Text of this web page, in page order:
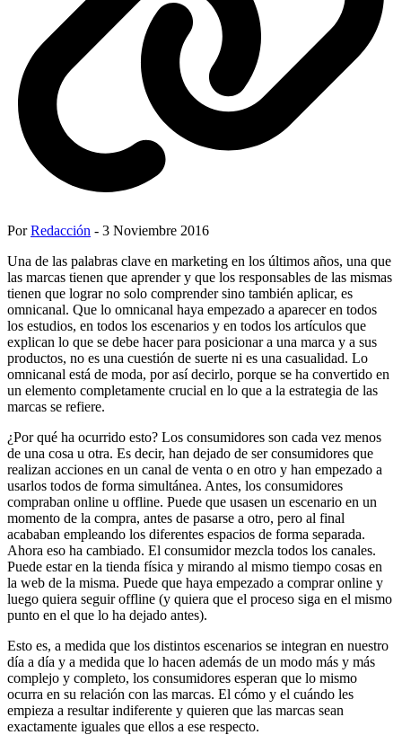
PorRedacción - 3 Noviembre 2016
Una de las palabras clave en marketing en los últimos años, una que
las marcas tienen que aprender y que los responsables de las mismas
tienen que lograr no solo comprender sino también aplicar, es
omnicanal. Que lo omnicanal haya empezado a aparecer en todos
los estudios, en todos los escenarios y en todos los artículos que
explican lo que se debe hacer para posicionar a una marca y a sus
productos, no es una cuestión de suerte ni es una casualidad. Lo
omnicanal está de moda, por así decirlo, porque se ha convertido en
un elemento completamente crucial en lo que a la estrategia de las
marcas se refiere.
¿Por qué ha ocurrido esto? Los consumidores son cada vez menos
de una cosa u otra. Es decir, han dejado de ser consumidores que
realizan acciones en un canal de venta o en otro y han empezado a
usarlos todos de forma simultánea. Antes, los consumidores
compraban online u offline. Puede que usasen un escenario en un
momento de la compra, antes de pasarse a otro, pero al final
acababan empleando los diferentes espacios de forma separada.
Ahora eso ha cambiado. El consumidor mezcla todos los canales.
Puede estar en la tienda física y mirando al mismo tiempo cosas en
la web de la misma. Puede que haya empezado a comprar online y
luego quiera seguir offline (y quiera que el proceso siga en el mismo
punto en el que lo ha dejado antes).
Esto es, a medida que los distintos escenarios se integran en nuestro
día a día y a medida que lo hacen además de un modo más y más
complejo y completo, los consumidores esperan que lo mismo
ocurra en su relación con las marcas. El cómo y el cuándo les
empieza a resultar indiferente y quieren que las marcas sean
exactamente iguales que ellos a ese respecto.